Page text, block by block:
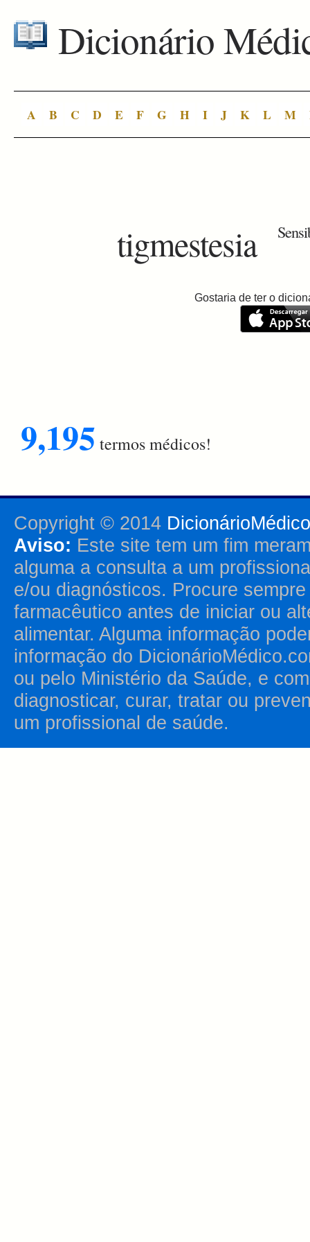
Dicionário
A B C D E F G H I J K L M
tigmestesia
Gostaria de ter o
9,195 termos médicos!
Copyright © 2014
Aviso: Este site tem um fim
alguma a consulta a um
e/ou diagnósticos. Procure
farmacêutico antes de iniciar ou
alimentar. Alguma informação
informação do
ou pelo Ministério da Saúde, e
diagnosticar, curar, tratar ou
um profissional de saúde.